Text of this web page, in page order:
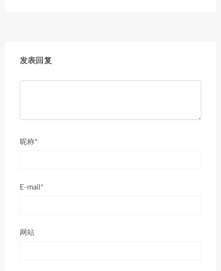
发表回复
昵称*
E-mail*
网站